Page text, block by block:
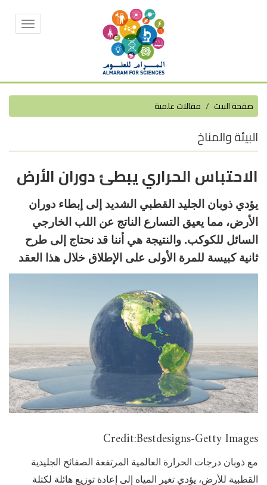
Toggle
صفحة البيت مقالات علمية
البيئة والمناخ
الاحتباس الحراري يبطئ دوران الأرض
يؤدي ذوبان الجليد القطبي الشديد إلى إبطاء دوران
الأرض، مما يعيق التسارع الناتج عن اللب الخارجي
السائل للكوكب. والنتيجة هي أننا قد نحتاج إلى طرح
ثانية كبيسة للمرة الأولى على الإطلاق خلال هذا العقد
Credit:Bestdesigns-Getty Images
مع ذوبان درجات الحرارة العالمية المرتفعة الصفائح الجليدية
القطبية للأرض، يؤدي تغير المياه إلى إعادة توزيع هائلة لكتلة